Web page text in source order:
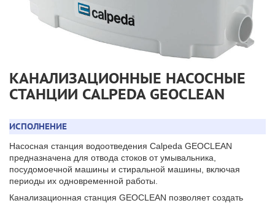
КАНАЛИЗАЦИОННЫЕ НАСОСНЫЕ
СТАНЦИИ CALPEDA GEOCLEAN
ИСПОЛНЕНИЕ
Насосная станция водоотведения Calpeda GEOCLEAN
предназначена для отвода стоков от умывальника,
посудомоечной машины и стиральной машины, включая
периоды их одновременной работы.
Канализационная станция GEOCLEAN позволяет создать